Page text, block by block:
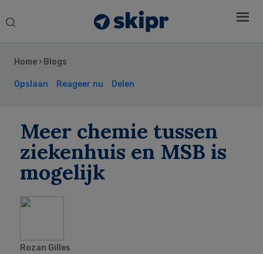
Search
Home › Blogs
Opslaan Reageer nu Delen
Meer chemie tussen
ziekenhuis en MSB is
mogelijk
Rozan Gilles
Sidebar